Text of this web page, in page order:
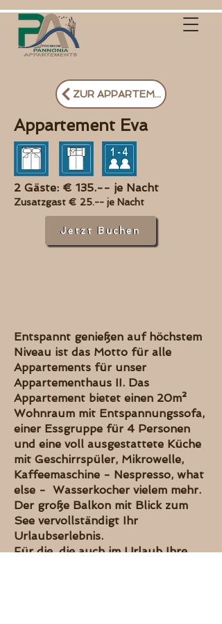
ZUR APPARTEMENTÜBERSICHT
Appartement Eva
2 Gäste: € 135.-- je Nacht
Zusatzgast € 25.-- je Nacht
Jetzt Buchen
Entspannt genießen auf höchstem
Niveau ist das Motto für alle
Appartements für unser
Appartementhaus II. Das
Appartement bietet einen 20m²
Wohnraum mit Entspannungssofa,
einer Essgruppe für 4 Personen
und eine voll ausgestattete Küche
mit Geschirrspüler, Mikrowelle,
Kaffeemaschine - Nespresso, what
else - Wasserkocher vielem mehr.
Der große Balkon mit Blick zum
See vervollständigt Ihr
Urlaubserlebnis.
Für die, die auch im Urlaub Ihre